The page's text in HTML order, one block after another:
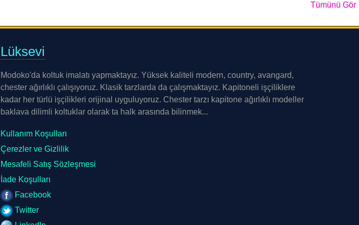
Tümünü Gör
Lüksevi
Modoko'da koltuk imalatı yapmaktayız. Yüksek kaliteli modern, country, avangard,
chester ağırlıklı çalışıyoruz. Klasik tarzlarda da çalışmaktayız. Kapitoneli işçiliklere
kadar her türlü işçilikleri orijinal uyguluyoruz. Chester tarzı kapitone ağırlıklı modeller
baklava dilimli koltuklar olarak ta halk arasında bilinmek...
Kullanım Koşulları
Çerezler ve Gizlilik
Mesafeli Satış Sözleşmesi
İade Koşulları
Facebook
Twitter